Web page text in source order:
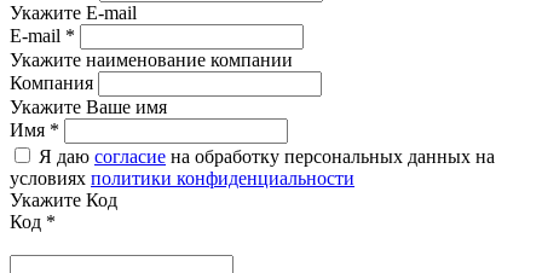
Укажите E-mail
E-mail *
Укажите наименование компании
Компания
Укажите Ваше имя
Имя *
Я даю согласие на обработку персональных данных на
условиях политики конфиденциальности
Укажите Код
Код *